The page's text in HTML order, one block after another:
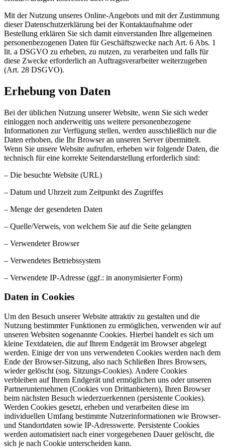
Mit der Nutzung unseres Online-Angebots und mit der Zustimmung
dieser Datenschutzerklärung bei der Kontaktaufnahme oder
Bestellung erklären Sie sich damit einverstanden Ihre allgemeinen
personenbezogenen Daten für Geschäftszwecke nach Art. 6 Abs. 1
lit. a DSGVO zu erheben, zu nutzen, zu verarbeiten und falls für
diese Zwecke erforderlich an Auftragsverarbeiter weiterzugeben
(Art. 28 DSGVO).
Erhebung von Daten
Bei der üblichen Nutzung unserer Website, wenn Sie sich weder
einloggen noch anderweitig uns weitere personenbezogene
Informationen zur Verfügung stellen, werden ausschließlich nur die
Daten erhoben, die Ihr Browser an unseren Server übermittelt.
Wenn Sie unsere Website aufrufen, erheben wir folgende Daten, die
technisch für eine korrekte Seitendarstellung erforderlich sind:
– Die besuchte Website (URL)
– Datum und Uhrzeit zum Zeitpunkt des Zugriffes
– Menge der gesendeten Daten
– Quelle/Verweis, von welchem Sie auf die Seite gelangten
– Verwendeter Browser
– Verwendetes Betriebssystem
– Verwendete IP-Adresse (ggf.: in anonymisierter Form)
Daten in Cookies
Um den Besuch unserer Website attraktiv zu gestalten und die
Nutzung bestimmter Funktionen zu ermöglichen, verwenden wir auf
unseren Websiten sogenannte Cookies. Hierbei handelt es sich um
kleine Textdateien, die auf Ihrem Endgerät im Browser abgelegt
werden. Einige der von uns verwendeten Cookies werden nach dem
Ende der Browser-Sitzung, also nach Schließen Ihres Browsers,
wieder gelöscht (sog. Sitzungs-Cookies). Andere Cookies
verbleiben auf Ihrem Endgerät und ermöglichen uns oder unseren
Partnerunternehmen (Cookies von Drittanbietern), Ihren Browser
beim nächsten Besuch wiederzuerkennen (persistente Cookies).
Werden Cookies gesetzt, erheben und verarbeiten diese im
individuellen Umfang bestimmte Nutzerinformationen wie Browser-
und Standortdaten sowie IP-Adresswerte. Persistente Cookies
werden automatisiert nach einer vorgegebenen Dauer gelöscht, die
sich je nach Cookie unterscheiden kann.